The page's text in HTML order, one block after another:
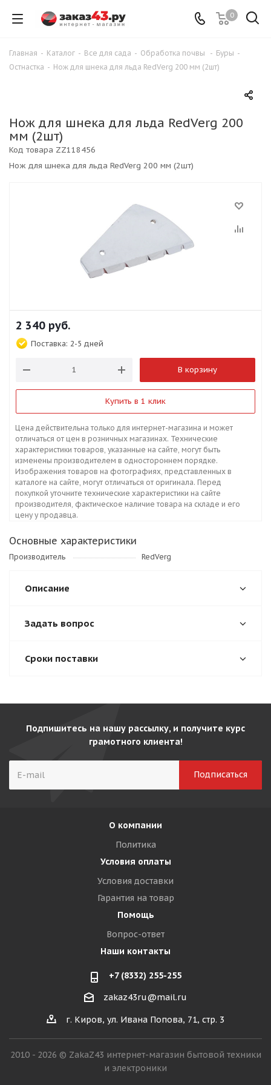
0
Главная - Каталог - Все для сада - Обработка почвы - Буры -
Остнастка - Нож для шнека для льда RedVerg 200 мм (2шт)
Нож для шнека для льда RedVerg 200
мм (2шт)
Нож для шнека для льда RedVerg 200 мм (2шт)
Код товара ZZ118456
2 340 руб.
Поставка: 2-5 дней
В корзину
Купить в 1 клик
Цена действительна только для интернет-магазина и может
отличаться от цен в розничных магазинах. Технические
характеристики товаров, указанные на сайте, могут быть
изменены производителем в одностороннем порядке.
Изображения товаров на фотографиях, представленных в
каталоге на сайте, могут отличаться от оригинала. Перед
покупкой уточните технические характеристики на сайте
производителя, фактическое наличие товара на складе и его
цену у продавца.
Основные характеристики
Производитель RedVerg
Описание
Задать вопрос
Сроки поставки
Подпишитесь на нашу рассылку, и получите курс
грамотного клиента!
О компании
Политика
Условия оплаты
Условия доставки
Гарантия на товар
Помощь
Вопрос-ответ
Наши контакты
+7 (8332) 255-255
zakaz43ru@mail.ru
г. Киров, ул. Ивана Попова, 71, стр. 3
2010 - 2026 © ZakaZ43 интернет-магазин бытовой техники
и электроники